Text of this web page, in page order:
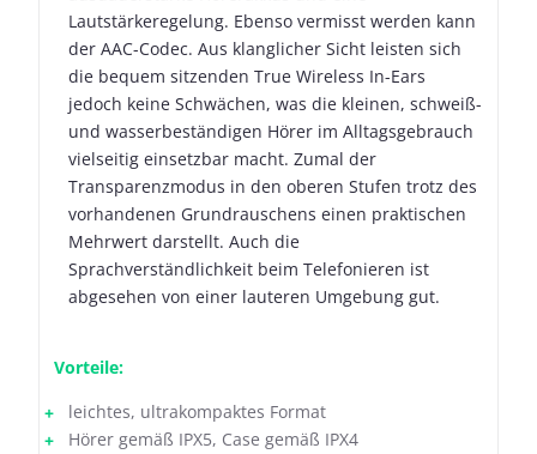
Lautstärkeregelung. Ebenso vermisst werden kann
der AAC-Codec. Aus klanglicher Sicht leisten sich
die bequem sitzenden True Wireless In-Ears
jedoch keine Schwächen, was die kleinen, schweiß-
und wasserbeständigen Hörer im Alltagsgebrauch
vielseitig einsetzbar macht. Zumal der
Transparenzmodus in den oberen Stufen trotz des
vorhandenen Grundrauschens einen praktischen
Mehrwert darstellt. Auch die
Sprachverständlichkeit beim Telefonieren ist
abgesehen von einer lauteren Umgebung gut.
Vorteile:
leichtes, ultrakompaktes Format
Hörer gemäß IPX5, Case gemäß IPX4